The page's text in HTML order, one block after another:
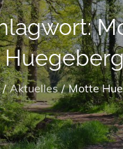
Aktuelles Motte